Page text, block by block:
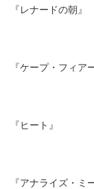
『レナードの朝』
『ケープ・フィア
『ヒート』
『アナライズ・ミ